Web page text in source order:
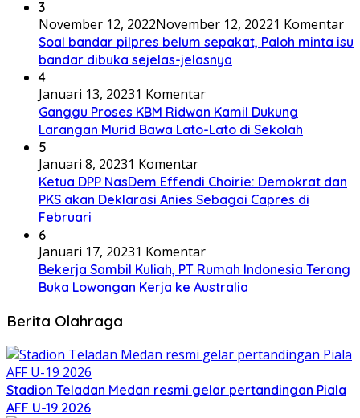
3
November 12, 2022November 12, 20221 Komentar
Soal bandar pilpres belum sepakat, Paloh minta isu
bandar dibuka sejelas-jelasnya
4
Januari 13, 20231 Komentar
Ganggu Proses KBM Ridwan Kamil Dukung
Larangan Murid Bawa Lato-Lato di Sekolah
5
Januari 8, 20231 Komentar
Ketua DPP NasDem Effendi Choirie: Demokrat dan
PKS akan Deklarasi Anies Sebagai Capres di
Februari
6
Januari 17, 20231 Komentar
Bekerja Sambil Kuliah, PT Rumah Indonesia Terang
Buka Lowongan Kerja ke Australia
Berita Olahraga
Stadion Teladan Medan resmi gelar pertandingan Piala
AFF U-19 2026